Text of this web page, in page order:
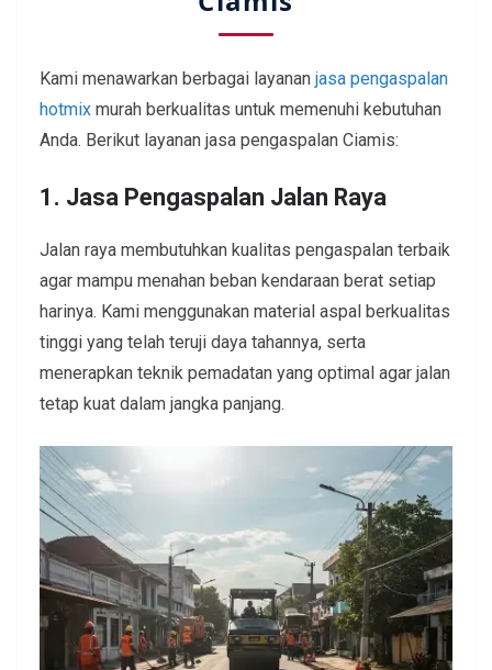
Kami menawarkan berbagai layanan jasa pengaspalan
hotmix murah berkualitas untuk memenuhi kebutuhan
Anda. Berikut layanan jasa pengaspalan Ciamis:
1. Jasa Pengaspalan Jalan Raya
Jalan raya membutuhkan kualitas pengaspalan terbaik
agar mampu menahan beban kendaraan berat setiap
harinya. Kami menggunakan material aspal berkualitas
tinggi yang telah teruji daya tahannya, serta
menerapkan teknik pemadatan yang optimal agar jalan
tetap kuat dalam jangka panjang.